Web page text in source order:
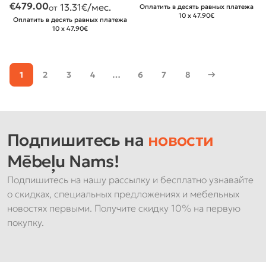
€479.00от 13.31€/мес.
Оплатить в десять равных платежа
10 x 47.90€
Оплатить в десять равных платежа
10 x 47.90€
1 2 3 4 … 6 7 8 →
Подпишитесь на новости
Mēbeļu Nams!
Подпишитесь на нашу рассылку и бесплатно узнавайте
о скидках, специальных предложениях и мебельных
новостях первыми. Получите скидку 10% на первую
покупку.